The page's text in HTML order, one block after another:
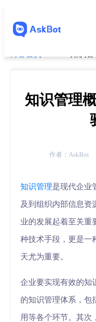
知识管理
作者： AskBot
知识管理是现代企业
及到组织内部信息资
业的发展起着至关重
种技术手段，更是一
天尤为重要。
企业要实现有效的知
的知识管理体系，包
用等各个环节。其次